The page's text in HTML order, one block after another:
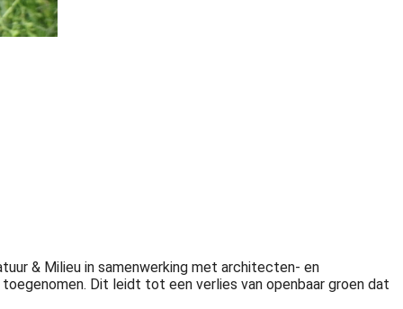
& Milieu in samenwerking met architecten- en
Dit leidt tot een verlies van openbaar groen dat